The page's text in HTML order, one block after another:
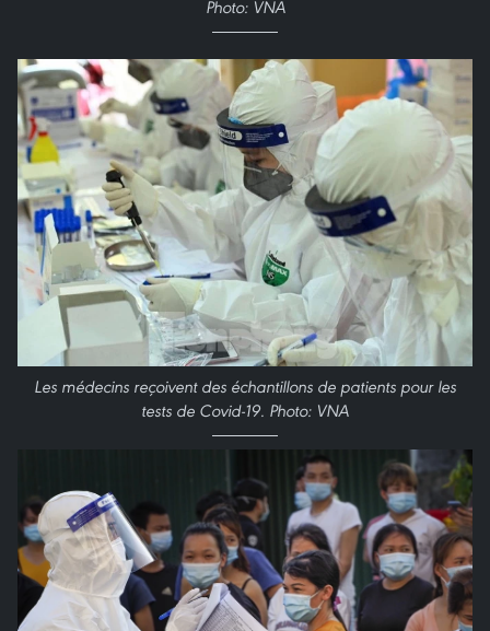
Photo: VNA
Les médecins reçoivent des échantillons de patients pour les
tests de Covid-19. Photo: VNA